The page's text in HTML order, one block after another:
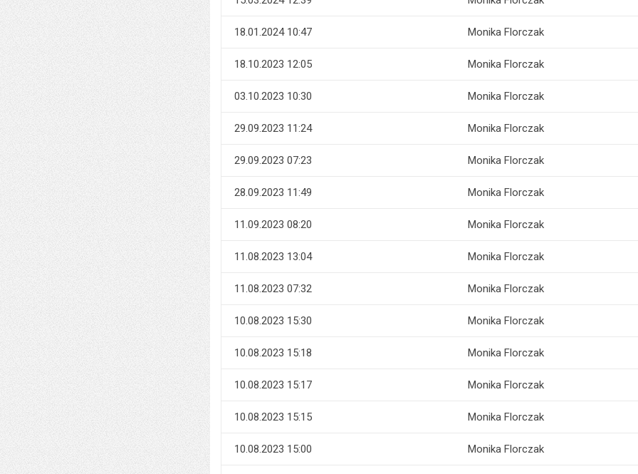
18.01.2024 10:47 Monika Florczak
18.10.2023 12:05 Monika Florczak
03.10.2023 10:30 Monika Florczak
29.09.2023 11:24 Monika Florczak
29.09.2023 07:23 Monika Florczak
28.09.2023 11:49 Monika Florczak
11.09.2023 08:20 Monika Florczak
11.08.2023 13:04 Monika Florczak
11.08.2023 07:32 Monika Florczak
10.08.2023 15:30 Monika Florczak
10.08.2023 15:18 Monika Florczak
10.08.2023 15:17 Monika Florczak
10.08.2023 15:15 Monika Florczak
10.08.2023 15:00 Monika Florczak